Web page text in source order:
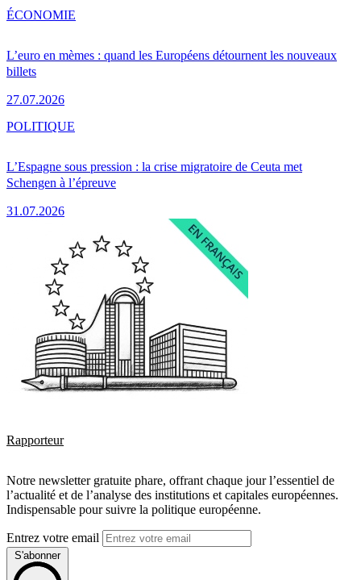
L’euro en mèmes : quand les Européens détournent les nouveaux
billets
27.07.2026
ÉCONOMIE
L’Espagne sous pression : la crise migratoire de Ceuta met
Schengen à l’épreuve
31.07.2026
POLITIQUE
Rapporteur
Notre newsletter gratuite phare, offrant chaque jour l’essentiel de
l’actualité et de l’analyse des institutions et capitales européennes.
Indispensable pour suivre la politique européenne.
Entrez votre email
S'abonner